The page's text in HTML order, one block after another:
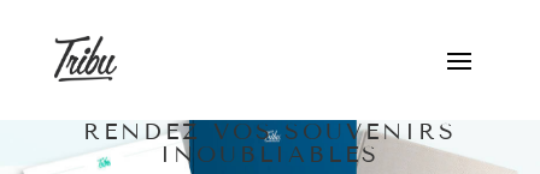
RENDEZ VOS SOUVENIRS
INOUBLIABLES